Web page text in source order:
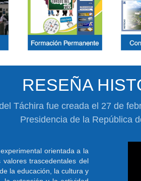
RESEÑA
Táchira fue creada el 27 de
Presidencia de la República
orientada a la
trascedentales del
la educación, la cultura y